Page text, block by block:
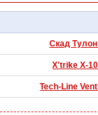
Скад
X'trike X-
Tech-Line